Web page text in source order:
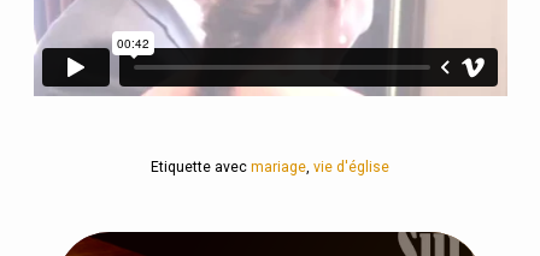
Etiquette avec mariage, vie d'église